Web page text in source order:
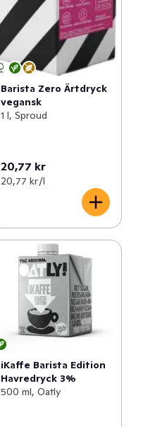
Barista Zero Ärtdryck
vegansk
1 l, Sproud
20,77 kr
20,77 kr /l
iKaffe Barista Edition
Havredryck 3%
500 ml, Oatly